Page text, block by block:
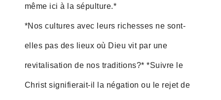
même ici à la sépulture.*
*Nos cultures avec leurs richesses ne sont-
elles pas des lieux où Dieu vit par une
revitalisation de nos traditions?* *Suivre le
Christ signifierait-il la négation ou le rejet de